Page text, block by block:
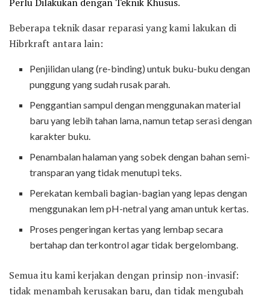
Beberapa teknik dasar reparasi yang kami lakukan di
Hibrkraft antara lain:
Penjilidan ulang (re-binding) untuk buku-buku dengan
punggung yang sudah rusak parah.
Penggantian sampul dengan menggunakan material
baru yang lebih tahan lama, namun tetap serasi dengan
karakter buku.
Penambalan halaman yang sobek dengan bahan semi-
transparan yang tidak menutupi teks.
Perekatan kembali bagian-bagian yang lepas dengan
menggunakan lem pH-netral yang aman untuk kertas.
Proses pengeringan kertas yang lembap secara
bertahap dan terkontrol agar tidak bergelombang.
Semua itu kami kerjakan dengan prinsip non-invasif:
tidak menambah kerusakan baru, dan tidak mengubah